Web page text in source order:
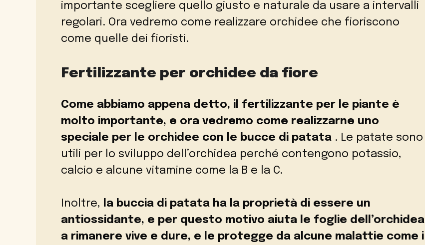
importante scegliere quello giusto e naturale da usare a intervalli
regolari. Ora vedremo come realizzare orchidee che fioriscono
come quelle dei fioristi.
Fertilizzante per orchidee da fiore
Come abbiamo appena detto, il fertilizzante per le piante è
molto importante, e ora vedremo come realizzarne uno
speciale per le orchidee con le bucce di patata . Le patate sono
utili per lo sviluppo dell’orchidea perché contengono potassio,
calcio e alcune vitamine come la B e la C.
Inoltre,
la buccia di patata ha la proprietà di essere un
antiossidante, e per questo motivo aiuta le foglie dell’orchidea
a rimanere vive e dure, e le protegge da alcune malattie come i